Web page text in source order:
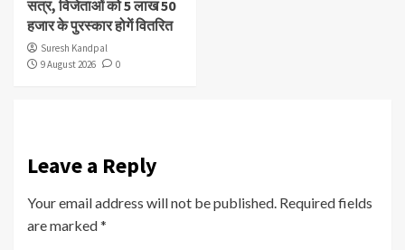
सत्र, विजेताओं को 5 लाख 50
हजार के पुरस्कार होगें वितरित
Suresh Kandpal
9 August 2026
0
Leave a Reply
Your email address will not be published. Required fields
are marked*